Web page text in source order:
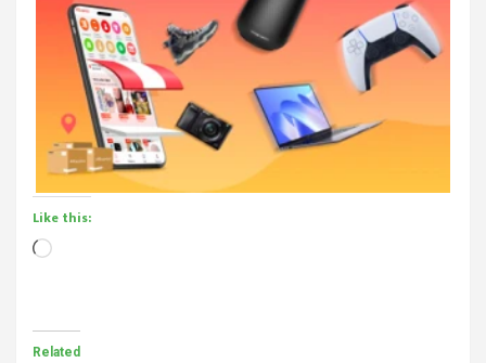
Like this:
Loading…
Related